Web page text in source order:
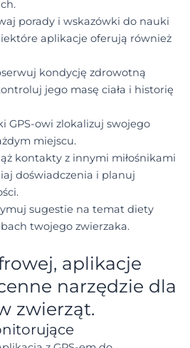
porady i wskazówki do nauki
aplikacje oferują również
kondycję zdrowotną
jego masę ciała i historię
GPS-owi zlokalizuj swojego
miejscu.
kontakty z innymi miłośnikami
doświadczenia i planuj
sugestie na temat diety
twojego zwierzaka.
aplikacje
narzędzie dla
zwierząt.